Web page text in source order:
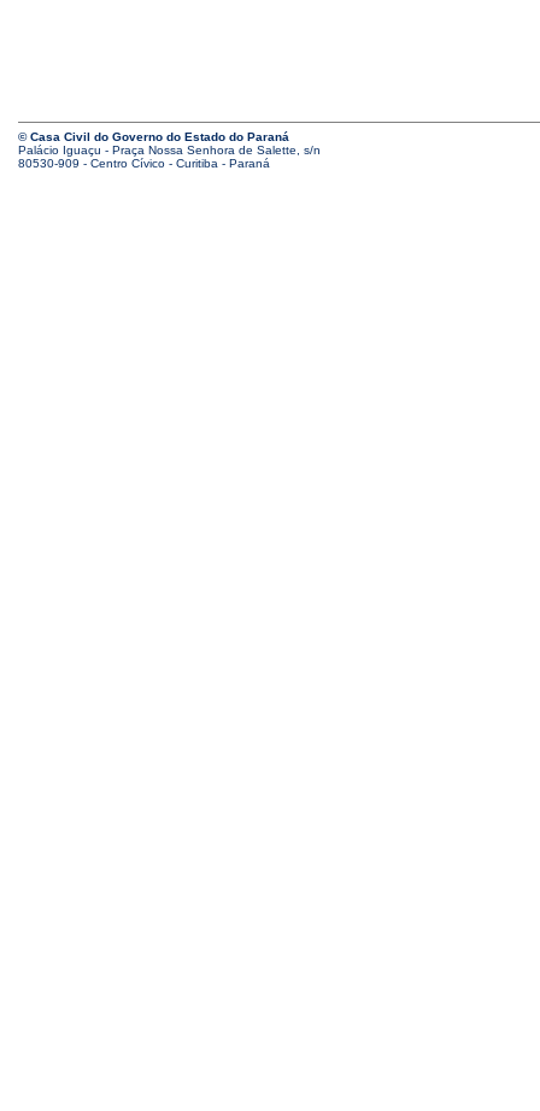
© Casa Civil do Governo do Estado do Paraná
Palácio Iguaçu - Praça Nossa Senhora de Salette, s/n
80530-909 - Centro Cívico - Curitiba - Paraná